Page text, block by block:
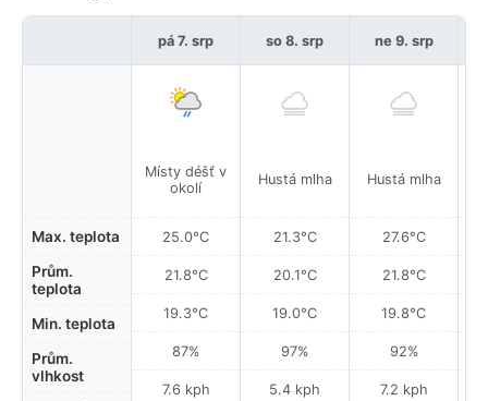
Max. teplota
Prům.
teplota
Min. teplota
Prům.
vlhkost
pá 7. srp
Místy déšť v
okolí
25.0°C
21.8°C
19.3°C
87%
7.6 kph
so 8. srp
Hustá mlha
21.3°C
20.1°C
19.0°C
97%
5.4 kph
ne 9. srp
Hustá mlha
27.6°C
21.8°C
19.8°C
92%
7.2 kph